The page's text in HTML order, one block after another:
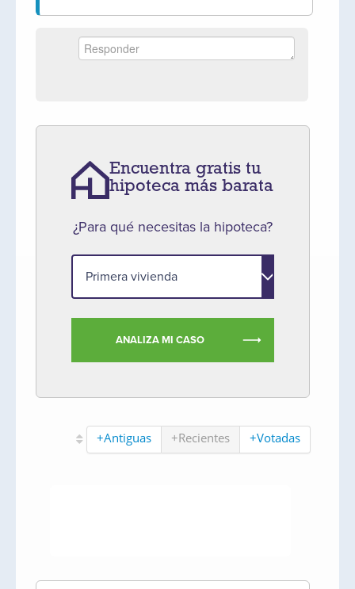
Encuentra gratis tu
hipoteca más barata
¿Para qué necesitas la hipoteca?
ANALIZA MI CASO
+Antiguas +Recientes +Votadas